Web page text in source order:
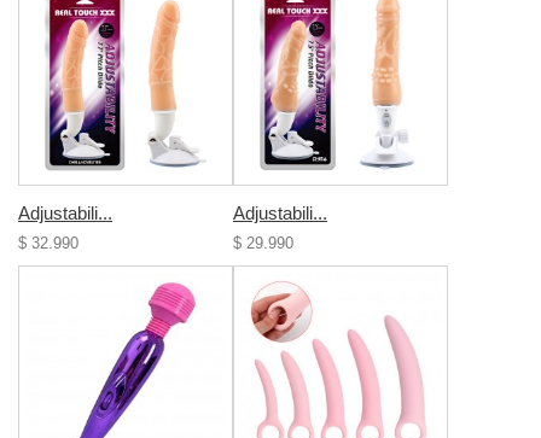
Adjustabili...
$ 32.990
Adjustabili...
$ 29.990